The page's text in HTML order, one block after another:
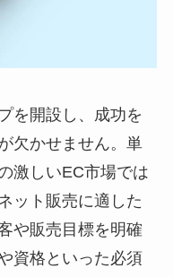
を開設し、成功を
欠かせません。単
激しいEC市場では
ット販売に適した
や販売目標を明確
資格といった必須